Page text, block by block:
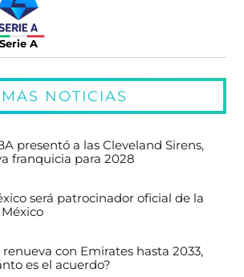
Serie A
MÁS NOTICIAS
presentó a las Cleveland Sirens,
franquicia para 2028
será patrocinador oficial de la
renueva con Emirates hasta 2033,
es el acuerdo?